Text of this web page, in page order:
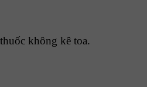
không kê toa.